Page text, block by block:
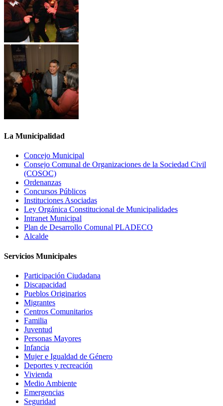
La Municipalidad
Concejo Municipal
Consejo Comunal de Organizaciones de la Sociedad Civil
(COSOC)
Ordenanzas
Concursos Públicos
Instituciones Asociadas
Ley Orgánica Constitucional de Municipalidades
Intranet Municipal
Plan de Desarrollo Comunal PLADECO
Alcalde
Servicios Municipales
Participación Ciudadana
Discapacidad
Pueblos Originarios
Migrantes
Centros Comunitarios
Familia
Juventud
Personas Mayores
Infancia
Mujer e Igualdad de Género
Deportes y recreación
Vivienda
Medio Ambiente
Emergencias
Seguridad